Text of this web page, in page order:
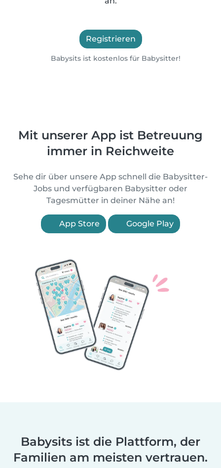
Registrieren
Babysits ist kostenlos für Babysitter!
Mit unserer App ist Betreuung
immer in Reichweite
Sehe dir über unsere App schnell die Babysitter-
Jobs und verfügbaren Babysitter oder
Tagesmütter in deiner Nähe an!
App Store Google Play
Babysits ist die Plattform, der
Familien am meisten vertrauen.